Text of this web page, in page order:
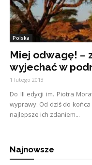
Polska
Miej odwagę! –
wyjechać w
1 lutego 2013
Do III edycji im. Piotra
wyprawy. Od dziś do
najlepsze ich zdaniem...
Najnowsze